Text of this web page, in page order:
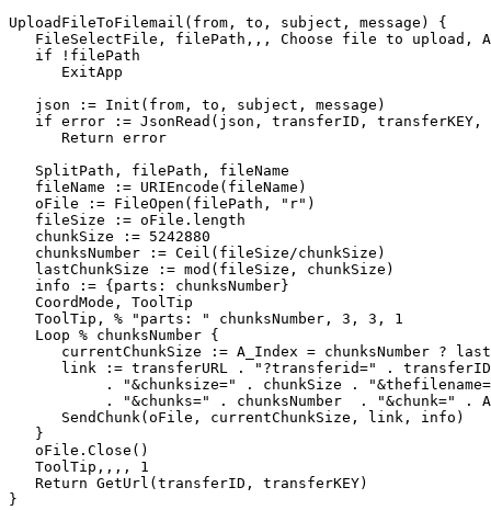
UploadFileToFilemail(from, to, subject, message) {
FileSelectFile, filePath,,, Choose file to upload,
   if !filePath
      ExitApp
   json := Init(from, to, subject, message)
if error := JsonRead(json, transferID, transferKEY,
      Return error
   SplitPath, filePath, fileName
   fileName := URIEncode(fileName)
   oFile := FileOpen(filePath, "r")
   fileSize := oFile.length
   chunkSize := 5242880
   chunksNumber := Ceil(fileSize/chunkSize)
   lastChunkSize := mod(fileSize, chunkSize)
   info := {parts: chunksNumber}
   CoordMode, ToolTip
   ToolTip, % "parts: " chunksNumber, 3, 3, 1
   Loop % chunksNumber {
currentChunkSize := A_Index = chunksNumber ?
link := transferURL . "?transferid=" .
. "&chunksize=" . chunkSize .
. "&chunks=" . chunksNumber  . "&chunk=" .
      SendChunk(oFile, currentChunkSize, link, info)
   }
   oFile.Close()
   ToolTip,,,, 1
   Return GetUrl(transferID, transferKEY)
}